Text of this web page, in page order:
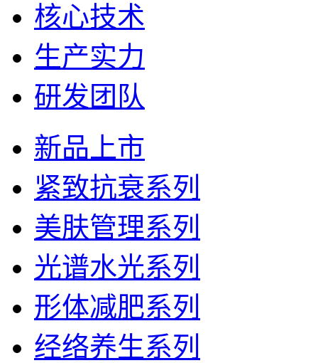
核心技术
生产实力
研发团队
新品上市
紧致抗衰系列
美肤管理系列
光谱水光系列
形体减肥系列
经络养生系列